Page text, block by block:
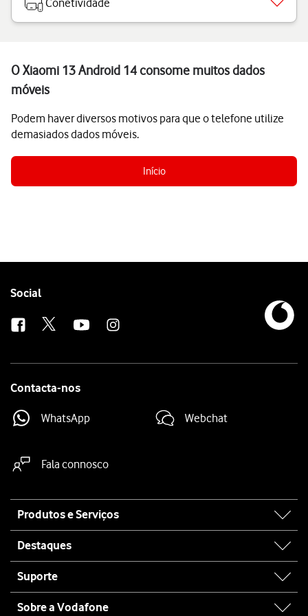
Conetividade
O Xiaomi 13 Android 14 consome muitos dados
móveis
Podem haver diversos motivos para que o telefone utilize
demasiados dados móveis.
Início
Follow
Social
Contacta-nos
WhatsApp Webchat
Fala connosco
map
Produtos e Serviços
Destaques
Suporte
Sobre a Vodafone